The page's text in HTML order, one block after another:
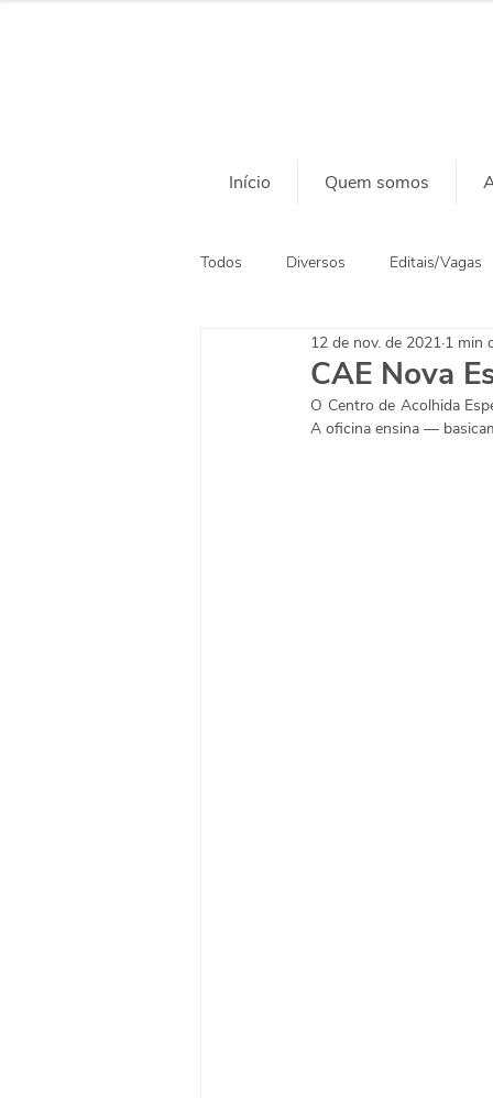
Início Quem somos
Todos Diversos Editais/Vagas
Ação Social Habitação
CAE Nova
12 de nov. de 2021 1 min
O Centro de Acolhida
A oficina ensina —